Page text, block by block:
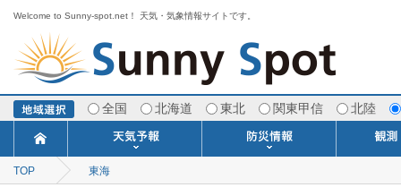
Welcome to Sunny-spot.net！ 天気・気象情報サイトです。
全国 北海道 東北 関東甲信 北陸
今日明日の天気
ポイント予報
週間天気予報
寒・暖候期予報
TOP 東海